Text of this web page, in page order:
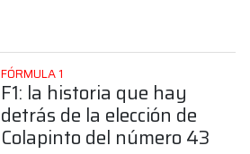
FÓRMULA 1
F1: la historia que hay
detrás de la elección de
Colapinto del número 43